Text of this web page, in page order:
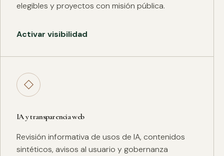
elegibles y proyectos con misión pública.
Activar visibilidad
◇
IA y transparencia web
Revisión informativa de usos de IA, contenidos
sintéticos, avisos al usuario y gobernanza